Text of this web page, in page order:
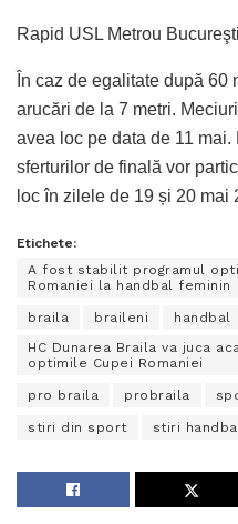
Rapid USL Metrou
În caz de egalitate după 60
arucări de la 7 metri.
avea loc pe data de 11
sferturilor de finală vor
loc în zilele de 19 și 20 mai
Etichete:
A fost stabilit programul
Romaniei la handbal feminin
braila braileni handbal
HC Dunarea Braila va juca
optimile Cupei Romaniei
pro braila probraila
stiri din sport stiri